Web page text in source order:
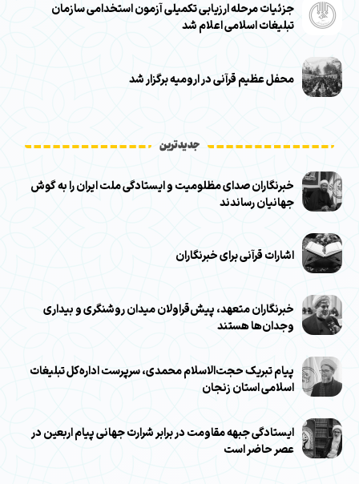
جزئیات مرحله ارزیابی تکمیلی آزمون استخدامی سازمان
تبلیغات اسلامی اعلام شد
محفل عظیم قرآنی در ارومیه برگزار شد
جدیدترین
خبرنگاران صدای مظلومیت و ایستادگی ملت ایران را به گوش
جهانیان رساندند
اشارات قرآنی برای خبرنگاران
خبرنگاران متعهد، پیش‌قراولان میدان روشنگری و بیداری
وجدان‌ها هستند
پیام تبریک حجت‌الاسلام محمدی، سرپرست اداره‌کل تبلیغات
اسلامی استان زنجان
ایستادگی جبهه مقاومت در برابر شرارت جهانی پیام اربعین در
عصر حاضر است